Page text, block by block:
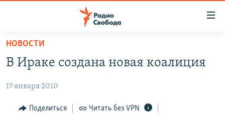
упрощенного
доступа
содержанию
ПОДКАСТЫ
АВТОРСКИЕ ПРОЕКТЫ
ЦИТАТЫ СВОБОДЫ
НОВОСТИ
В Ираке создана новая коалиция
17 января 2010
Поделиться Читать без VPN